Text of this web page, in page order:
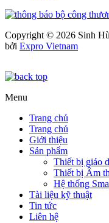
Copyright © 2026 Sinh
bởi Expro Vietnam
Menu
Trang chủ
Trang chủ
Giới thiệu
Sản phẩm
Thiết bị giáo
Thiết bị Âm
Hệ thống
Tài liệu kỹ thuật
Tin tức
Liên hệ